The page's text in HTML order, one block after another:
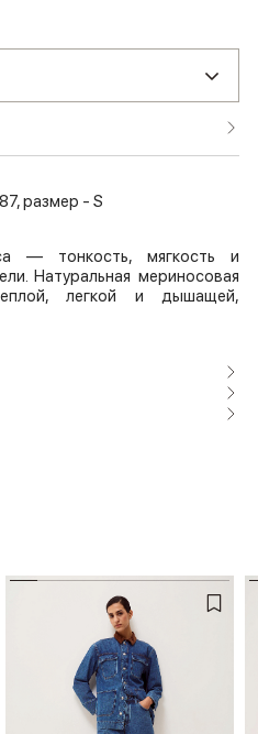
размер - S
— тонкость, мягкость и
Натуральная мериносовая
легкой и дышащей,